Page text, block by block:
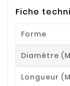
Fiche
Forme
Diamètre
Longueur